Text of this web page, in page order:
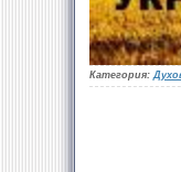
Категория: